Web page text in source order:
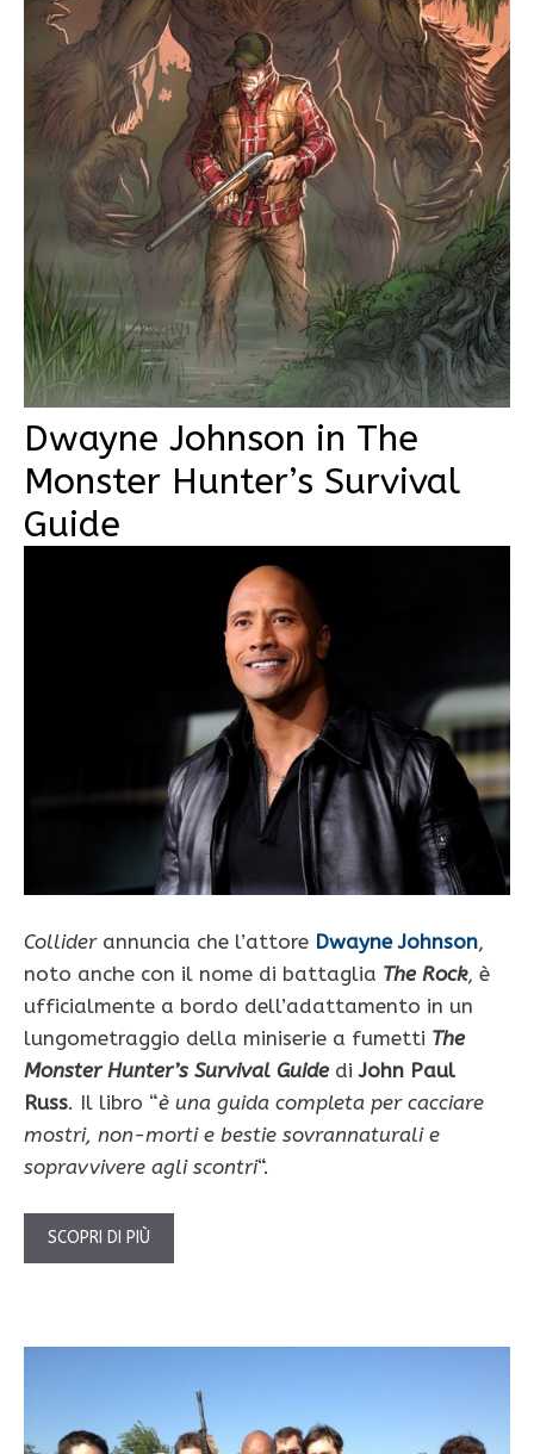
Dwayne Johnson in The
Monster Hunter’s Survival
Guide
Colliderannuncia che l’attore Dwayne Johnson,
noto anche con il nome di battaglia The Rock, è
ufficialmente a bordo dell’adattamento in un
lungometraggio della miniserie a fumetti The
Monster Hunter’s Survival GuidediJohn Paul
Russ. Il libro “è una guida completa per cacciare
mostri, non-morti e bestie sovrannaturali e
sopravvivere agli scontri“.
SCOPRI DI PIÙ